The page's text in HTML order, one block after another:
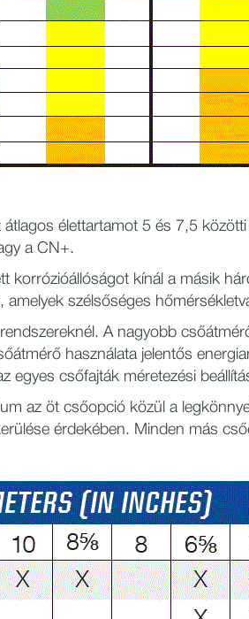
élettartamot 5 és 7,5
a CN+.
korrózióállóságot kínál a másik
szélsőséges
A nagyobb
használata jelentős
egyes csőfajták méretezési
az öt csőopció közül a
érdekében. Minden más